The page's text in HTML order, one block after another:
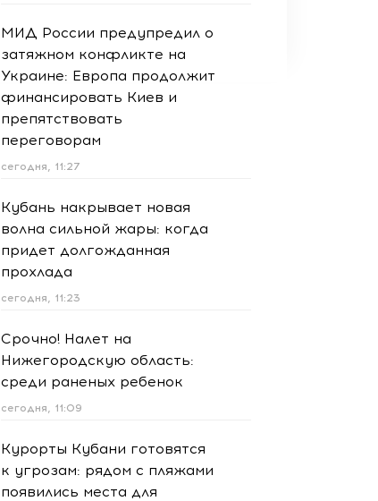
МИД России предупредил о
затяжном конфликте на
Украине: Европа продолжит
финансировать Киев и
препятствовать
переговорам
сегодня, 11:27
Кубань накрывает новая
волна сильной жары: когда
придет долгожданная
прохлада
сегодня, 11:23
Срочно! Налет на
Нижегородскую область:
среди раненых ребенок
сегодня, 11:09
Курорты Кубани готовятся
к угрозам: рядом с пляжами
появились места для